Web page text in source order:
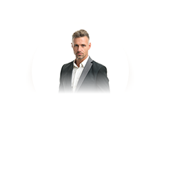
でも大丈夫ですので、できる限り
場合、ご自身で許可取りをお願
わせくださいませ！